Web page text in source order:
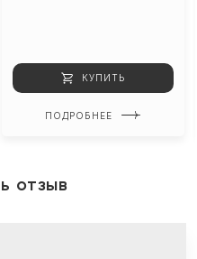
КУПИТЬ
ПОДРОБНЕЕ
отзыв